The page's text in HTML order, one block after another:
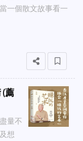
一個散文故事看一
(薦
量不
想